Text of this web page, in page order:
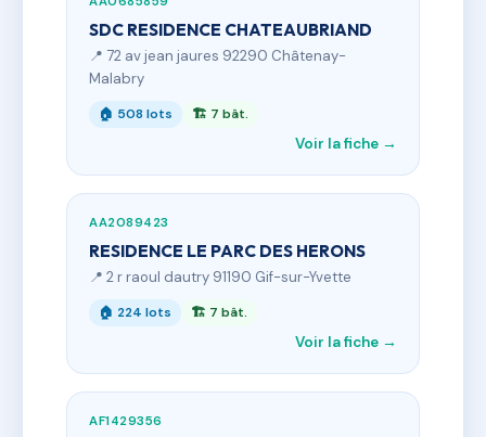
SDC RESIDENCE CHATEAUBRIAND
📍 72 av jean jaures 92290 Châtenay-
Malabry
🏠 508 lots 🏗 7 bât.
Voir la fiche →
AA2089423
RESIDENCE LE PARC DES HERONS
📍 2 r raoul dautry 91190 Gif-sur-Yvette
🏠 224 lots 🏗 7 bât.
Voir la fiche →
AF1429356